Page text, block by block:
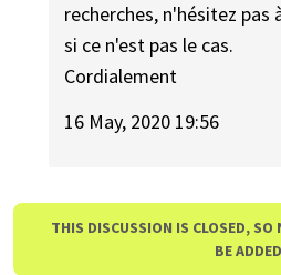
recherches, n'hésitez pas
si ce n'est pas le cas.
Cordialement
16 May, 2020 19:56
THIS DISCUSSION IS CLOSED, SO
BE ADDED